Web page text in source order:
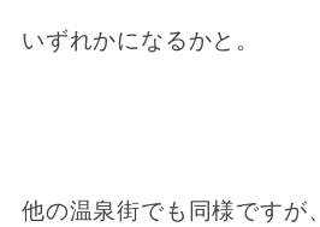
いずれかになるかと。
他の温泉街でも同様ですが、